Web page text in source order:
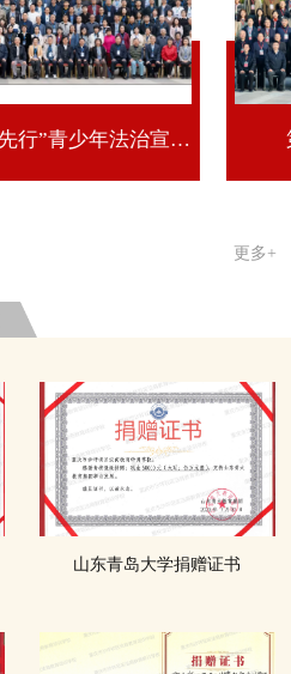
第五届“关爱明天，普法先行”青少年法治宣传教育活动第十期全国青少年法治教育研修班
更多+
山东青岛大学捐赠证书